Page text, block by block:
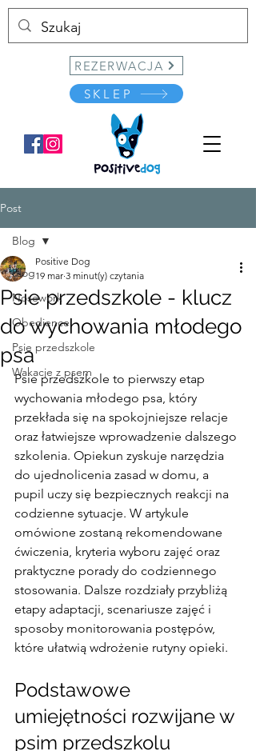
REZERWACJA
SKLEP
Post
Blog
Nosework
Obedience
Psie przedszkole
Wakacje z psem
Blog
Psie przedszkole - klucz
do wychowania młodego
psa
Positive Dog
19 mar 3 minut(y) czytania
Psie przedszkole to pierwszy etap
wychowania młodego psa, który
przekłada się na spokojniejsze relacje
oraz łatwiejsze wprowadzenie dalszego
szkolenia. Opiekun zyskuje narzędzia
do ujednolicenia zasad w domu, a
pupil uczy się bezpiecznych reakcji na
codzienne sytuacje. W artykule
omówione zostaną rekomendowane
ćwiczenia, kryteria wyboru zajęć oraz
praktyczne porady do codziennego
stosowania. Dalsze rozdziały przybliżą
etapy adaptacji, scenariusze zajęć i
sposoby monitorowania postępów,
które ułatwią wdrożenie rutyny opieki.
Podstawowe
umiejętności rozwijane w
psim przedszkolu